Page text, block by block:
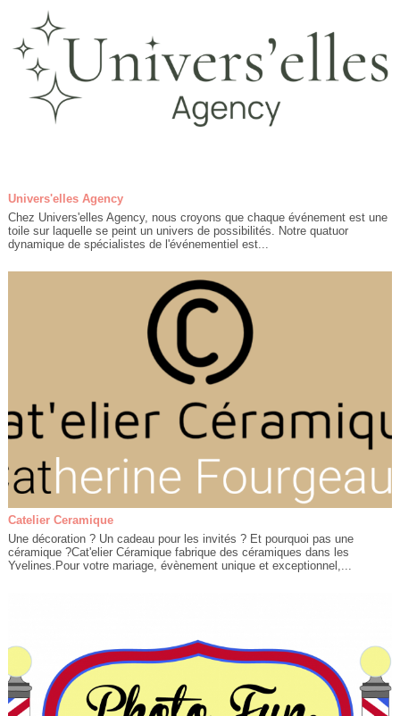
Univers'elles Agency
Chez Univers'elles Agency, nous croyons que chaque événement est une
toile sur laquelle se peint un univers de possibilités. Notre quatuor
dynamique de spécialistes de l'événementiel est...
Catelier Ceramique
Une décoration ? Un cadeau pour les invités ? Et pourquoi pas une
céramique ?Cat'elier Céramique fabrique des céramiques dans les
Yvelines.Pour votre mariage, évènement unique et exceptionnel,...